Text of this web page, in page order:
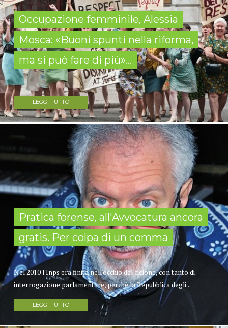
Occupazione femminile, Alessia
Mosca: «Buoni spunti nella riforma,
ma si può fare di più»...
LEGGI TUTTO
Pratica forense, all'Avvocatura ancora
gratis. Per colpa di un comma
Nel 2010 l'Inps era finita nell'occhio del ciclone, con tanto di
interrogazione parlamentare, perchè la Repubblica degli...
LEGGI TUTTO